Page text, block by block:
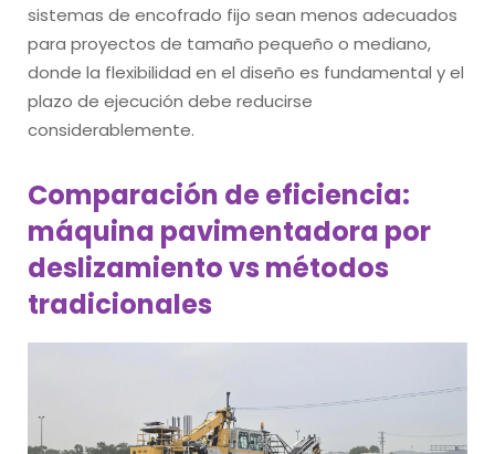
sistemas de encofrado fijo sean menos adecuados
para proyectos de tamaño pequeño o mediano,
donde la flexibilidad en el diseño es fundamental y el
plazo de ejecución debe reducirse
considerablemente.
Comparación de eficiencia:
máquina pavimentadora por
deslizamiento vs métodos
tradicionales